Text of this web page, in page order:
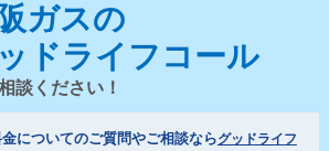
ガスの
ドライフコール
談ください！
についてのご質問やご相談ならグッドライフ